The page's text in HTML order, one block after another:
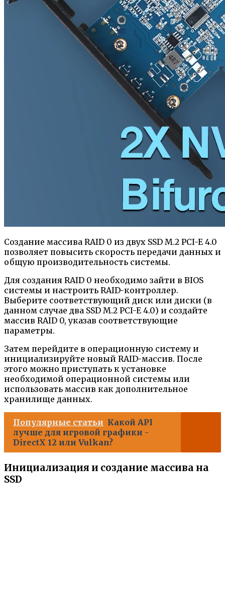
Создание массива RAID 0 из двух SSD M.2 PCI-E 4.0
позволяет повысить скорость передачи данных и
общую производительность системы.
Для создания RAID 0 необходимо зайти в BIOS
системы и настроить RAID-контроллер.
Выберите соответствующий диск или диски (в
данном случае два SSD M.2 PCI-E 4.0) и создайте
массив RAID 0, указав соответствующие
параметры.
Затем перейдите в операционную систему и
инициализируйте новый RAID-массив. После
этого можно приступать к установке
необходимой операционной системы или
использовать массив как дополнительное
хранилище данных.
Популярные статьи Какой API
лучше для игровой графики -
DirectX 12 или Vulkan?
Инициализация и создание массива на
SSD